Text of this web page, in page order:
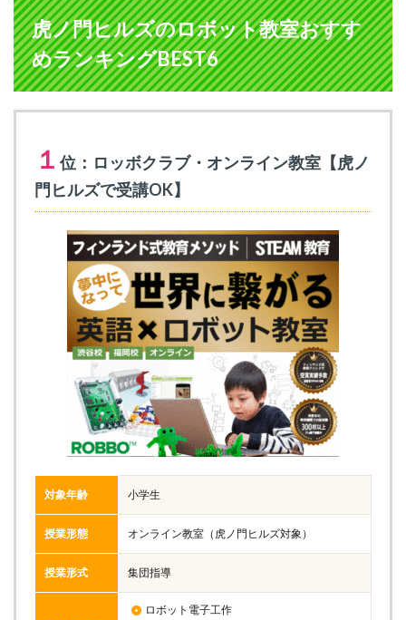
虎ノ門ヒルズのロボット教室おすす
めランキングBEST6
１ 位：ロッボクラブ・オンライン教室【虎ノ
門ヒルズで受講OK】
対象年齢 小学生
授業形態 オンライン教室（虎ノ門ヒルズ対象）
授業形式 集団指導
ロボット電子工作